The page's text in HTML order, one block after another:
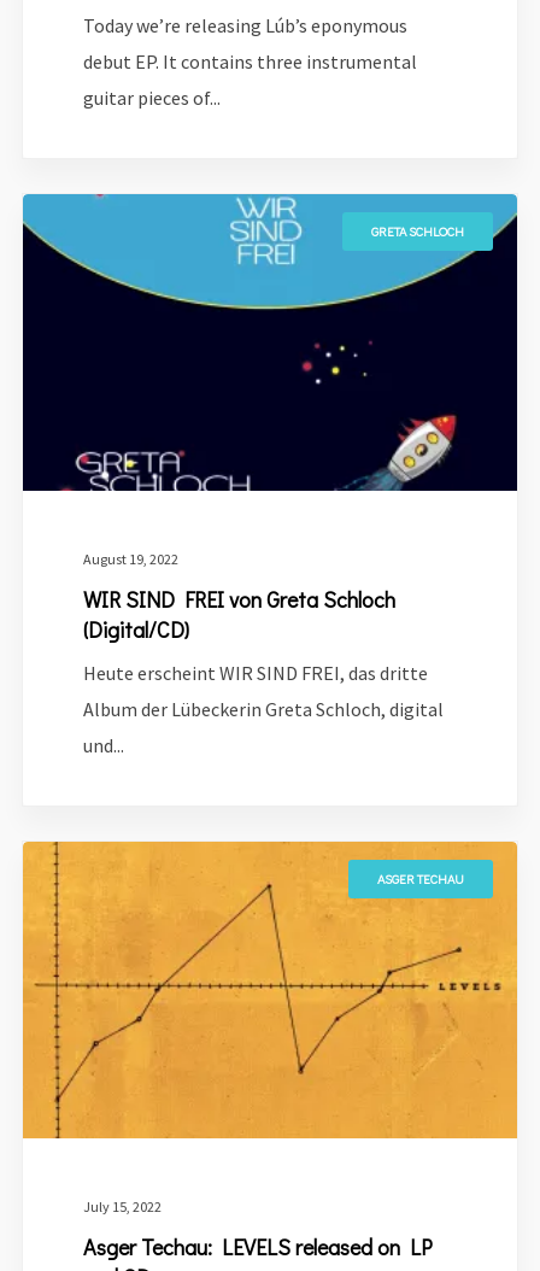
Today we’re releasing Lúb’s eponymous
debut EP. It contains three instrumental
guitar pieces of...
GRETA SCHLOCH
August 19, 2022
WIR SIND FREI von Greta Schloch
(Digital/CD)
Heute erscheint WIR SIND FREI, das dritte
Album der Lübeckerin Greta Schloch, digital
und...
ASGER TECHAU
July 15, 2022
Asger Techau: LEVELS released on LP